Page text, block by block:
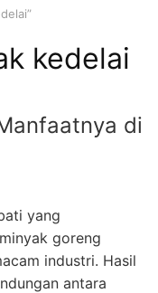
kedelai
di
yang
goreng
industri. Hasil
antara